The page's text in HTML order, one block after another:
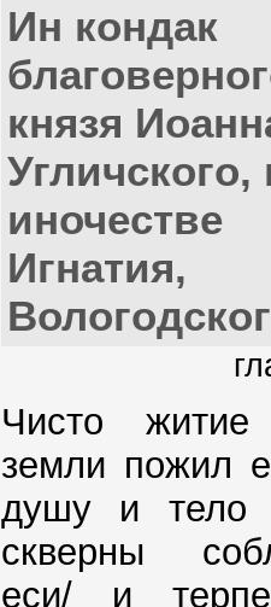
Ин кондак
князя
Угличского,
иночестве
Игнатия,
Чисто
земли пожил
душу и тело
скверны
еси/ и